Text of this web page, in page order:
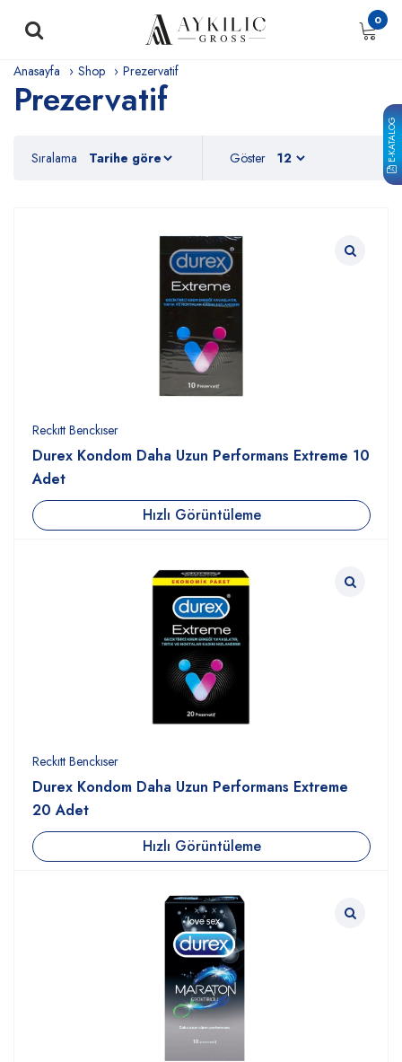
E-KATALOG
0
Anasayfa Shop Prezervatif
Prezervatif
Sıralama Göster
Reckıtt Benckıser
Durex Kondom Daha Uzun Performans Extreme 10
Adet
Hızlı Görüntüleme
Reckıtt Benckıser
Durex Kondom Daha Uzun Performans Extreme
20 Adet
Hızlı Görüntüleme